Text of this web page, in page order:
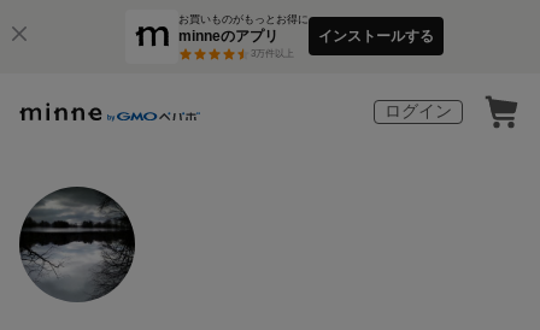
お買いものがもっとお得に
minneのアプリ
3万件以上
インストールする
ログイン